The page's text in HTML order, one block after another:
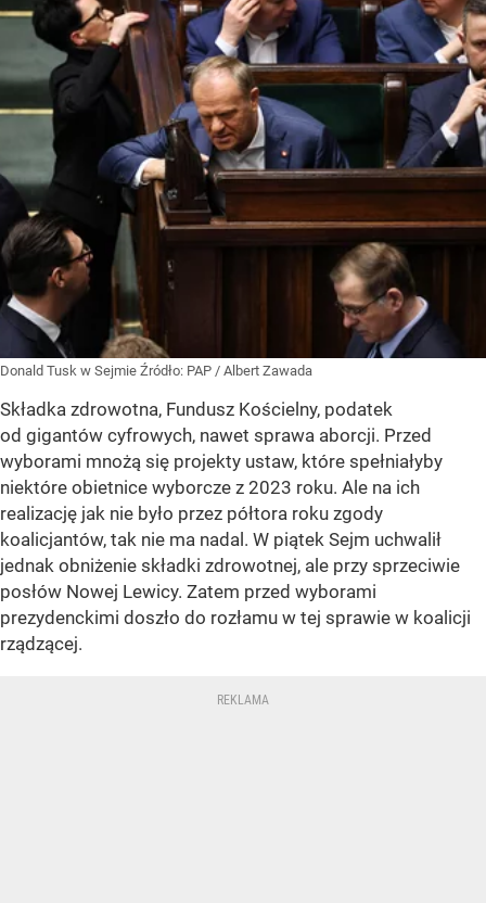
Donald Tusk w Sejmie Źródło: PAP / Albert Zawada
Składka zdrowotna, Fundusz Kościelny, podatek
od gigantów cyfrowych, nawet sprawa aborcji. Przed
wyborami mnożą się projekty ustaw, które spełniałyby
niektóre obietnice wyborcze z 2023 roku. Ale na ich
realizację jak nie było przez półtora roku zgody
koalicjantów, tak nie ma nadal. W piątek Sejm uchwalił
jednak obniżenie składki zdrowotnej, ale przy sprzeciwie
posłów Nowej Lewicy. Zatem przed wyborami
prezydenckimi doszło do rozłamu w tej sprawie w koalicji
rządzącej.